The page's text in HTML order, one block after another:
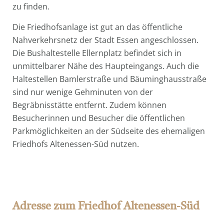
zu finden.
Die Friedhofsanlage ist gut an das öffentliche
Nahverkehrsnetz der Stadt Essen angeschlossen.
Die Bushaltestelle Ellernplatz befindet sich in
unmittelbarer Nähe des Haupteingangs. Auch die
Haltestellen Bamlerstraße und Bäuminghausstraße
sind nur wenige Gehminuten von der
Begräbnisstätte entfernt. Zudem können
Besucherinnen und Besucher die öffentlichen
Parkmöglichkeiten an der Südseite des ehemaligen
Friedhofs Altenessen-Süd nutzen.
Adresse zum Friedhof Altenessen-Süd